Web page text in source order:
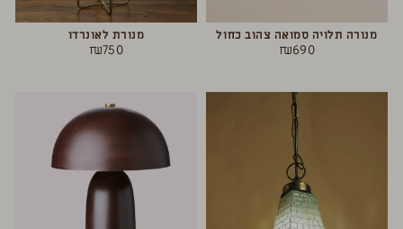
מנורה תלויה סמואה צהוב כחול
₪690
מנורת לאונרדו
₪750